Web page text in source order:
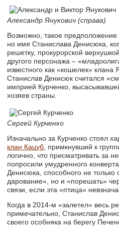
Александр Янукович (справа)
Возможно, такое предположение
но имя Станислава Денисюка,
решетку, прокурорской
другого персонажа –
известного как «кошелек» клана
Станислав Денисюк считался
имприей Курченко,
хозяев страны.
Сергей Курченко
Изначально за Курченко стоял
клан Кацуб, примкнувший к
логично, что присматривать за
попросили умудренного
Денисюка, способного не только
дарование», но и «порешать»
связи, если эта «птица»
Когда в 2014-м «залетел» весь
примечательно, Станислав
своего особняка на берегу